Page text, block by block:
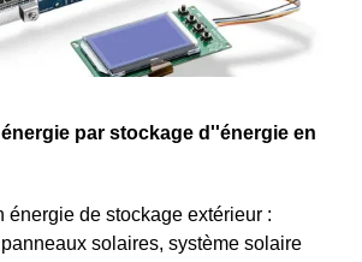
par stockage d''énergie en
énergie de stockage extérieur :
solaires, système solaire